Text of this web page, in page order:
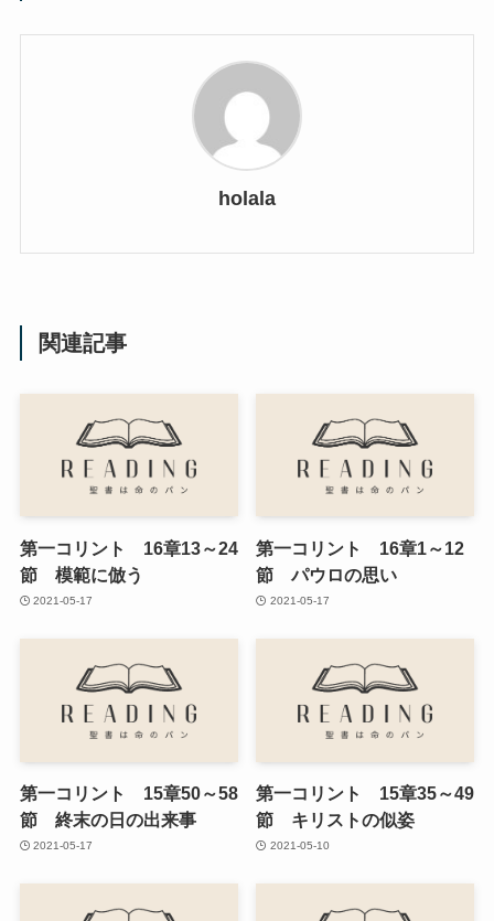
holala
関連記事
第一コリント 16章13～24
節 模範に倣う
2021-05-17
第一コリント 16章1～12
節 パウロの思い
2021-05-17
第一コリント 15章50～58
節 終末の日の出来事
2021-05-17
第一コリント 15章35～49
節 キリストの似姿
2021-05-10